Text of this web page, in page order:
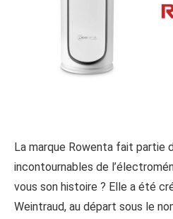
La marque Rowenta fait partie
incontournables de
vous son histoire ? Elle a été
Weintraud, au départ sous le